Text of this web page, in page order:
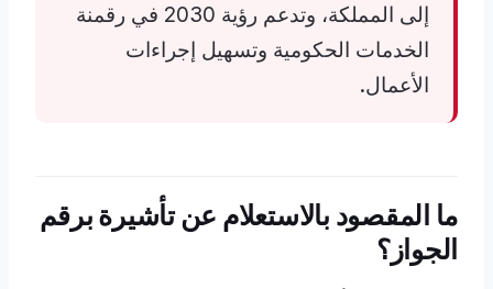
إلى المملكة، وتدعم رؤية 2030 في رقمنة
الخدمات الحكومية وتسهيل إجراءات
الأعمال.
ما المقصود بالاستعلام عن تأشيرة برقم
الجواز؟